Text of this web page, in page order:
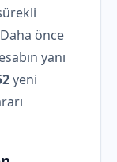
önce
yanı
yeni